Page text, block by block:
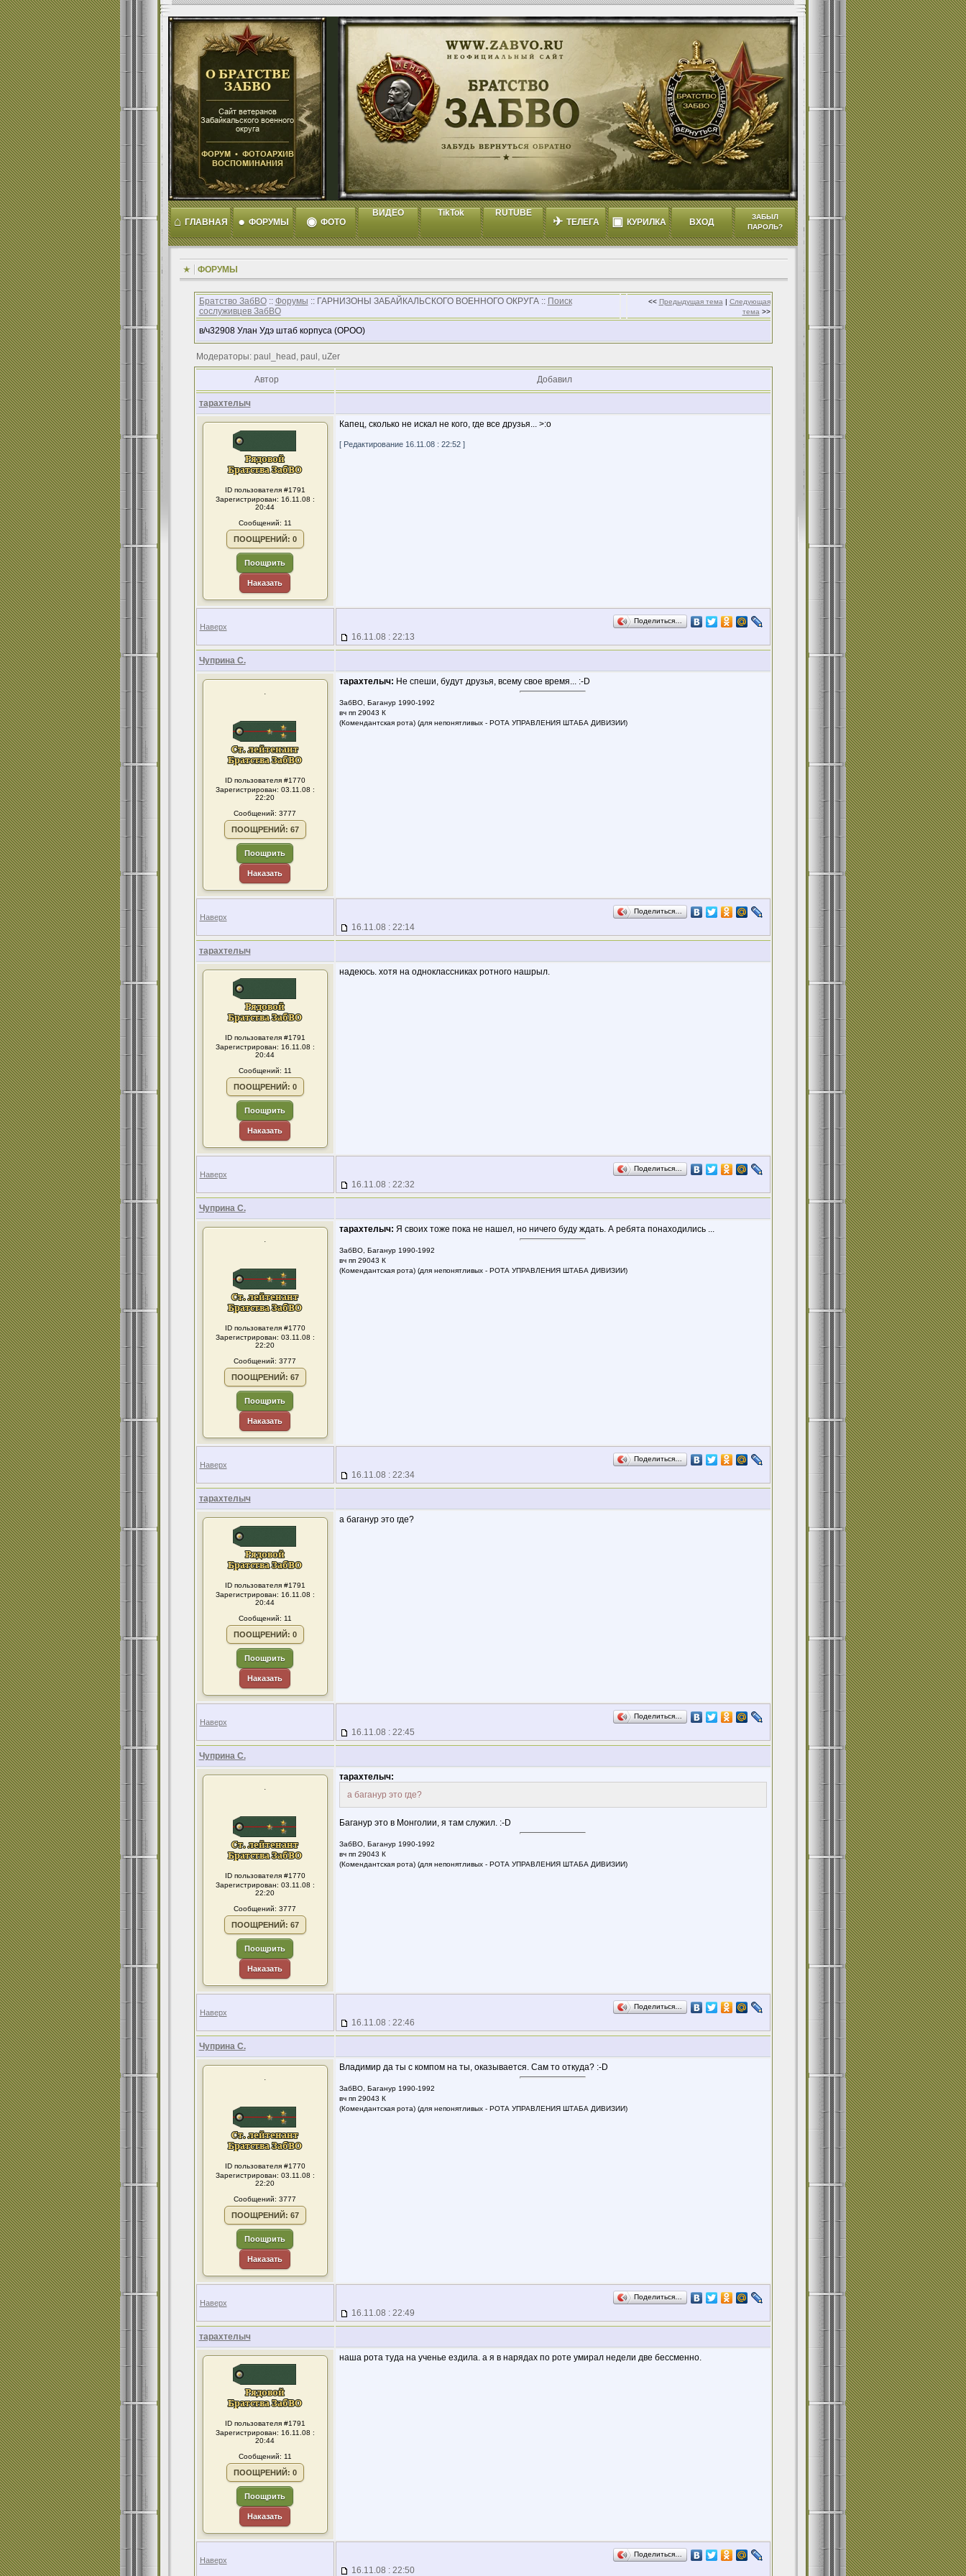
⌂ ГЛАВНАЯ ● ФОРУМЫ ◉ ФОТО
ВИДЕО TikTok RUTUBE
✈ ТЕЛЕГА ▣ КУРИЛКА ВХОД
ЗАБЫЛ
ПАРОЛЬ?
ФОРУМЫ
Братство ЗабВО:: Форумы :: ГАРНИЗОНЫ ЗАБАЙКАЛЬСКОГО ВОЕННОГО ОКРУГА :: Поиск
сослуживцев ЗабВО
<< Предыдущая тема | Следующая
тема >>
в/ч32908 Улан Удэ штаб корпуса (ОРОО)
Модераторы: paul_head, paul, uZer
Автор Добавил
тарахтелыч
ID пользователя #1791
Зарегистрирован: 16.11.08 :
20:44
Сообщений: 11
ПООЩРЕНИЙ: 0
Поощрить
Наказать
Капец, сколько не искал не кого, где все друзья... >:o
[ Редактирование 16.11.08 : 22:52 ]
Наверх
Поделиться…
16.11.08 : 22:13
Чуприна С.
.
ID пользователя #1770
Зарегистрирован: 03.11.08 :
22:20
Сообщений: 3777
ПООЩРЕНИЙ: 67
Поощрить
Наказать
тарахтелыч: Не спеши, будут друзья, всему свое время... :-D
ЗабВО, Баганур 1990-1992
вч пп 29043 К
(Комендантская рота) (для непонятливых - РОТА УПРАВЛЕНИЯ ШТАБА ДИВИЗИИ)
Наверх
Поделиться…
16.11.08 : 22:14
тарахтелыч
ID пользователя #1791
Зарегистрирован: 16.11.08 :
20:44
Сообщений: 11
ПООЩРЕНИЙ: 0
Поощрить
Наказать
надеюсь. хотя на одноклассниках ротного нашрыл.
Наверх
Поделиться…
16.11.08 : 22:32
Чуприна С.
.
ID пользователя #1770
Зарегистрирован: 03.11.08 :
22:20
Сообщений: 3777
ПООЩРЕНИЙ: 67
Поощрить
Наказать
тарахтелыч: Я своих тоже пока не нашел, но ничего буду ждать. А ребята понаходились ...
ЗабВО, Баганур 1990-1992
вч пп 29043 К
(Комендантская рота) (для непонятливых - РОТА УПРАВЛЕНИЯ ШТАБА ДИВИЗИИ)
Наверх
Поделиться…
16.11.08 : 22:34
тарахтелыч
ID пользователя #1791
Зарегистрирован: 16.11.08 :
20:44
Сообщений: 11
ПООЩРЕНИЙ: 0
Поощрить
Наказать
а баганур это где?
Наверх
Поделиться…
16.11.08 : 22:45
Чуприна С.
.
ID пользователя #1770
Зарегистрирован: 03.11.08 :
22:20
Сообщений: 3777
ПООЩРЕНИЙ: 67
Поощрить
Наказать
тарахтелыч:
а баганур это где?
Баганур это в Монголии, я там служил. :-D
ЗабВО, Баганур 1990-1992
вч пп 29043 К
(Комендантская рота) (для непонятливых - РОТА УПРАВЛЕНИЯ ШТАБА ДИВИЗИИ)
Наверх
Поделиться…
16.11.08 : 22:46
Чуприна С.
.
ID пользователя #1770
Зарегистрирован: 03.11.08 :
22:20
Сообщений: 3777
ПООЩРЕНИЙ: 67
Поощрить
Наказать
Владимир да ты с компом на ты, оказывается. Сам то откуда? :-D
ЗабВО, Баганур 1990-1992
вч пп 29043 К
(Комендантская рота) (для непонятливых - РОТА УПРАВЛЕНИЯ ШТАБА ДИВИЗИИ)
Наверх
Поделиться…
16.11.08 : 22:49
тарахтелыч
ID пользователя #1791
Зарегистрирован: 16.11.08 :
20:44
Сообщений: 11
ПООЩРЕНИЙ: 0
Поощрить
Наказать
наша рота туда на ученье ездила. а я в нарядах по роте умирал недели две бессменно.
Наверх
Поделиться…
16.11.08 : 22:50